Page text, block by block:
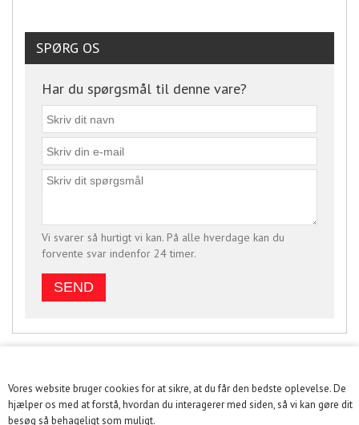
Vores website bruger cookies for at sikre, at du får den bedste oplevelse. De
hjælper os med at forstå, hvordan du interagerer med siden, så vi kan gøre dit
besøg så behageligt som muligt.
SPØRG OS
Har du spørgsmål til denne vare?
Vi svarer så hurtigt vi kan. På alle hverdage kan du
forvente svar indenfor 24 timer.
KUNDESERVICE